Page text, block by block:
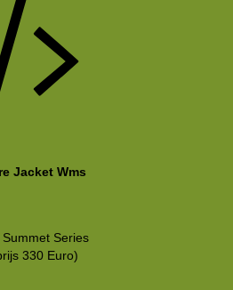
Jacket Wms
Series
330 Euro)